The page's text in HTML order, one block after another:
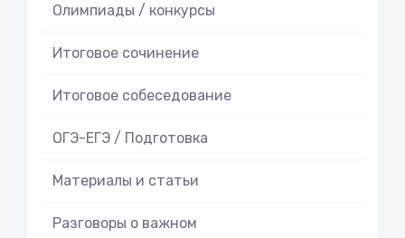
Олимпиады / конкурсы
Итоговое cочинение
Итоговое cобеседование
ОГЭ-ЕГЭ / Подготовка
Материалы и статьи
Разговоры о важном